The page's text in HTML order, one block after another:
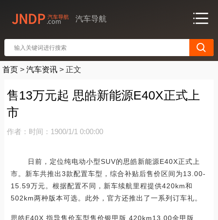
汽车导航
首页 > 汽车资讯 > 正文
售13万元起 思皓新能源E40X正式上
市
作者： 时间：1900/1/1 0:00:00
日前，定位纯电动小型SUV的思皓新能源E40X正式上
市。新车共推出3款配置车型，综合补贴后售价区间为13.00-
15.59万元。根据配置不同，新车续航里程提供420km和
502km两种版本可选。此外，官方还推出了一系列订车礼。
思皓E40X 指导售价车型售价银甲版 420km13.00金甲版